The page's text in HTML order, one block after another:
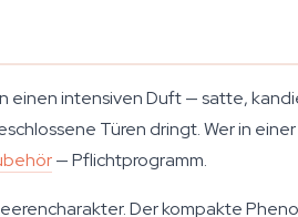
einen intensiven Duft — satte,
Türen dringt. Wer in
— Pflichtprogramm.
Der kompakte